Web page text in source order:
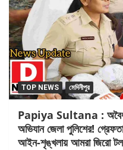
TOP NEWS মেদিনীপুর
Papiya Sultana : অবৈধ
অভিযান জেলা পুলিশের!
আইন-শৃঙ্খলায় আমরা জিরো